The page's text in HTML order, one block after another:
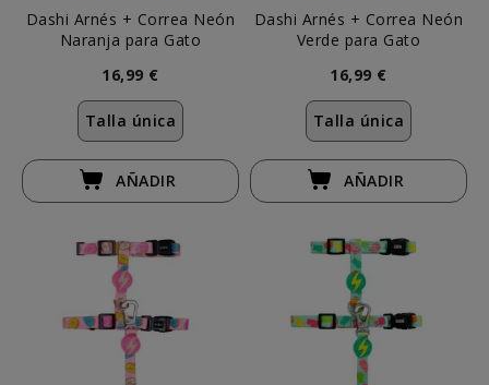
Dashi Arnés + Correa Neón
Naranja para Gato
16,99 €
Talla única
AÑADIR
Dashi Arnés + Correa Neón
Verde para Gato
16,99 €
Talla única
AÑADIR